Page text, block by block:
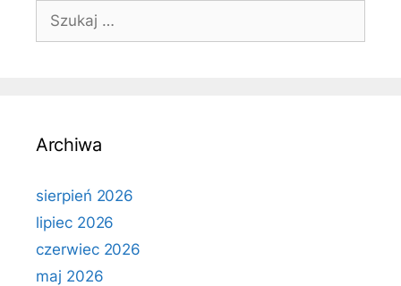
Szukaj:
Archiwa
sierpień 2026
lipiec 2026
czerwiec 2026
maj 2026